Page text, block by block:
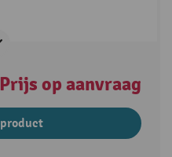
Prijs op aanvraag